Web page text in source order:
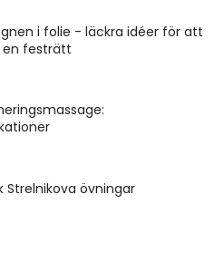
i folie - läckra idéer för att
en festrätt
Strelnikova övningar